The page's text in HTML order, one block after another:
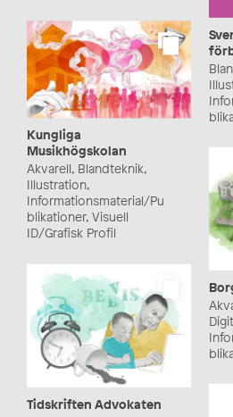
Kungliga
Musikhögskolan
Akvarell, Blandteknik,
Illustration,
Informationsmaterial/Pu
blikationer, Visuell
ID/Grafisk Profil
Tidskriften Advokaten